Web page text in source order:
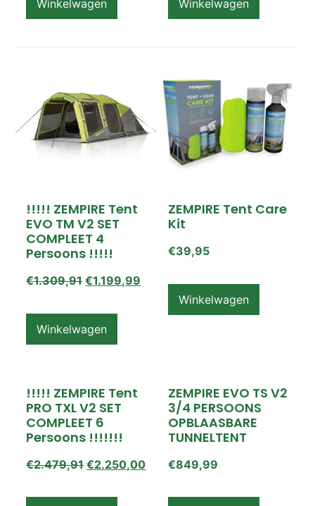
Winkelwagen Winkelwagen
!!!!! ZEMPIRE Tent
EVO TM V2 SET
COMPLEET 4
Persoons !!!!!
€1.309,91 €1.199,99
Winkelwagen
ZEMPIRE Tent Care
Kit
€39,95
Winkelwagen
!!!!! ZEMPIRE Tent
PRO TXL V2 SET
COMPLEET 6
Persoons !!!!!!!
€2.479,91 €2.250,00
ZEMPIRE EVO TS V2
3/4 PERSOONS
OPBLAASBARE
TUNNELTENT
€849,99